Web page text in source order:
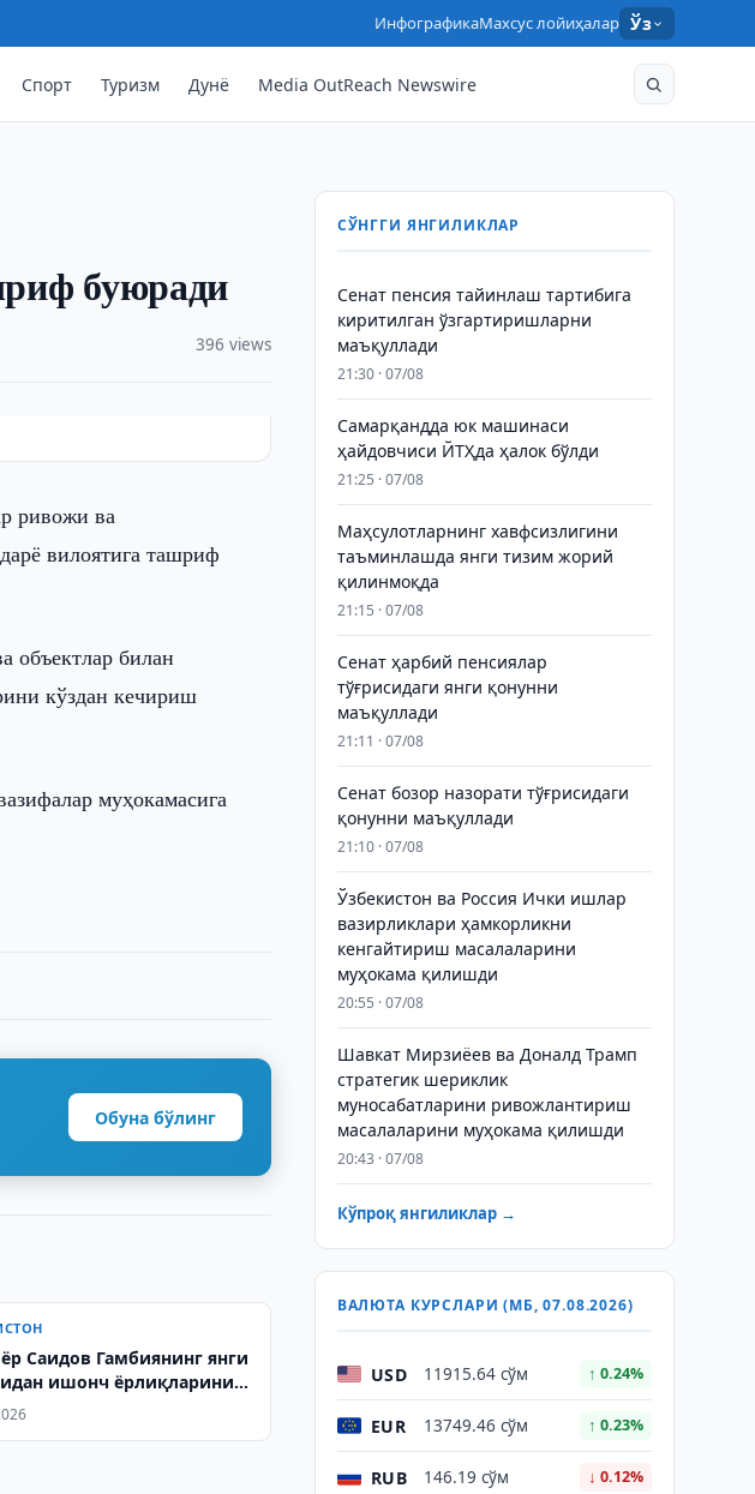
ИнфографикаМахсус лойиҳалар Ўз
Спорт Туризм Дунё Media OutReach Newswire
буюради
396 views
ривожи ва
вилоятига ташриф
объектлар билан
кўздан кечириш
муҳокамасига
Обуна бўлинг
Саидов Гамбиянинг янги
ишонч ёрлиқларини
СЎНГГИ ЯНГИЛИКЛАР
Сенат пенсия тайинлаш тартибига
киритилган ўзгартиришларни
маъқуллади
21:30 · 07/08
Самарқандда юк машинаси
ҳайдовчиси ЙТҲда ҳалок бўлди
21:25 · 07/08
Маҳсулотларнинг хавфсизлигини
таъминлашда янги тизим жорий
қилинмоқда
21:15 · 07/08
Сенат ҳарбий пенсиялар
тўғрисидаги янги қонунни
маъқуллади
21:11 · 07/08
Сенат бозор назорати тўғрисидаги
қонунни маъқуллади
21:10 · 07/08
Ўзбекистон ва Россия Ички ишлар
вазирликлари ҳамкорликни
кенгайтириш масалаларини
муҳокама қилишди
20:55 · 07/08
Шавкат Мирзиёев ва Доналд Трамп
стратегик шериклик
муносабатларини ривожлантириш
масалаларини муҳокама қилишди
20:43 · 07/08
Кўпроқ янгиликлар →
ВАЛЮТА КУРСЛАРИ (МБ, 07.08.2026)
USD 11915.64 сўм ↑ 0.24%
EUR 13749.46 сўм ↑ 0.23%
RUB 146.19 сўм ↓ 0.12%